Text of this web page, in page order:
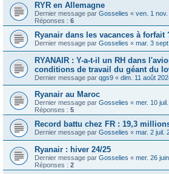
RYR en Allemagne
Dernier message par Gosselies « ven. 1
Réponses : 6
Ryanair dans les vacances à forfait
Dernier message par Gosselies « mar. 3
RYANAIR : Y-a-t-il un RH dans
conditions de travail du géant du
Dernier message par qgs9 « dim. 11 août
Ryanair au Maroc
Dernier message par Gosselies « mer. 10
Réponses : 5
Record battu chez FR : 19,3
Dernier message par Gosselies « mar. 2 juil.
Ryanair : hiver 24/25
Dernier message par Gosselies « mer. 26
Réponses : 2